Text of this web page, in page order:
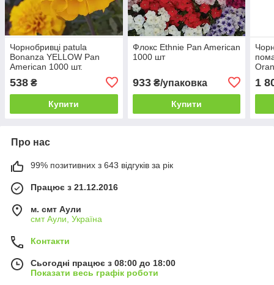
Чорнобривці patula
Bonanza YELLOW Pan
American 1000 шт.
538 ₴
Купити
Флокс Ethnie Pan American
1000 шт
933₴/упаковка
Купити
1
Про нас
99% позитивних з 643 відгуків за рік
Працює з 21.12.2016
м. смт Аули
смт Аули, Україна
Контакти
Сьогодні працює з 08:00 до 18:00
Показати весь графік роботи